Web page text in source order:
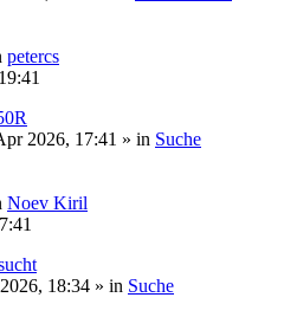
petercs
2026, 17:41 » in Suche
Noev Kiril
18:34 » in Suche